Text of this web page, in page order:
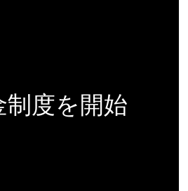
制度を開始